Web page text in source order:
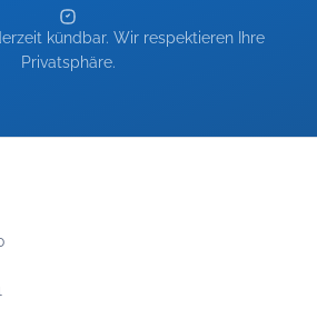
kündbar. Wir respektieren Ihre
Privatsphäre.